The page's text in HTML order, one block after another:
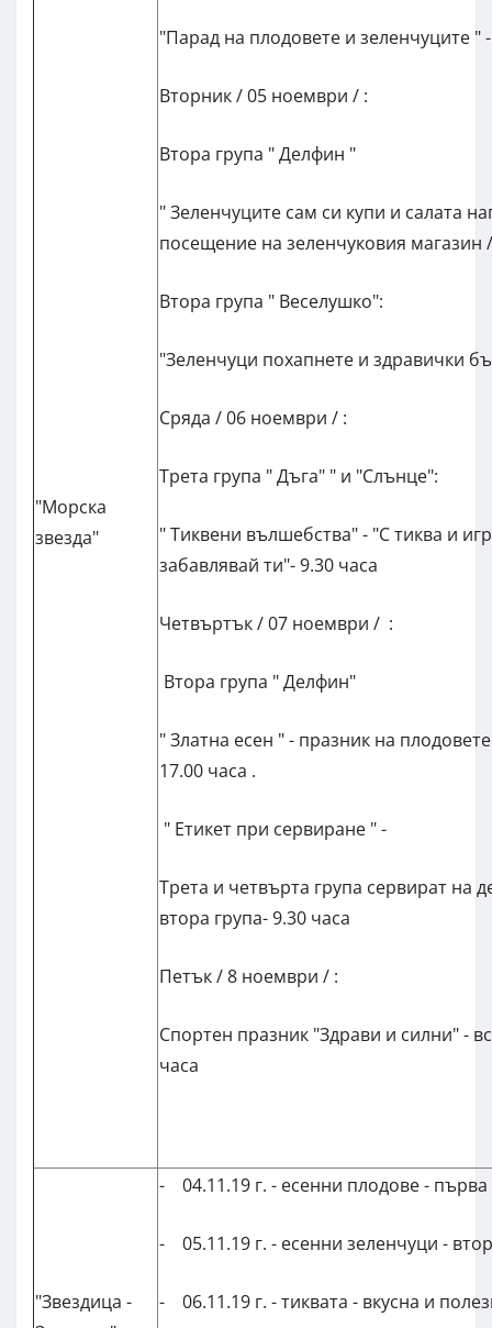
"Морска
звезда"
"Парад на плодовете и зеленчуците "
Вторник / 05 ноември / :
Втора група " Делфин "
" Зеленчуците сам си купи и салата
посещение на зеленчуковия магазин /
Втора група " Веселушко":
"Зеленчуци похапнете и здравички
Сряда / 06 ноември / :
Трета група " Дъга" " и "Слънце":
" Тиквени вълшебства" - "С тиква и
забавлявай ти"- 9.30 часа
Четвъртък / 07 ноември / :
Втора група " Делфин"
" Златна есен " - празник на
17.00 часа .
" Етикет при сервиране " -
Трета и четвърта група сервират на
втора група- 9.30 часа
Петък / 8 ноември / :
Спортен празник "Здрави и силни" -
часа
"Звездица -
- 04.11.19 г. - есенни плодове - първа
- 05.11.19 г. - есенни зеленчуци -
- 06.11.19 г. - тиквата - вкусна и